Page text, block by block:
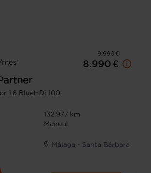
9.990 €
mes*
8.990 €
1.6 BlueHDi 100
132.977 km
Manual
Málaga - Santa Bárbara